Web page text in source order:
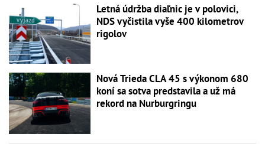
Letná údržba diaľnic je v polovici,
NDS vyčistila vyše 400 kilometrov
rigolov
Nová Trieda CLA 45 s výkonom 680
koní sa sotva predstavila a už má
rekord na Nurburgringu